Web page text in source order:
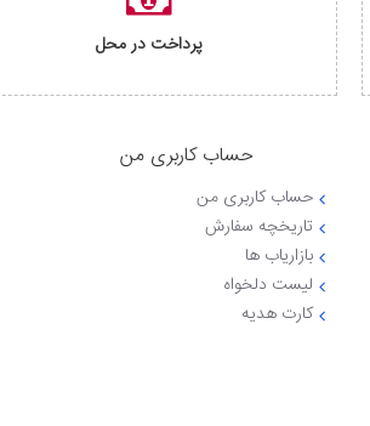
پرداخت در محل
حساب کاربری من
حساب کاربری من
تاریخچه سفارش
بازاریاب ها
لیست دلخواه
کارت هدیه